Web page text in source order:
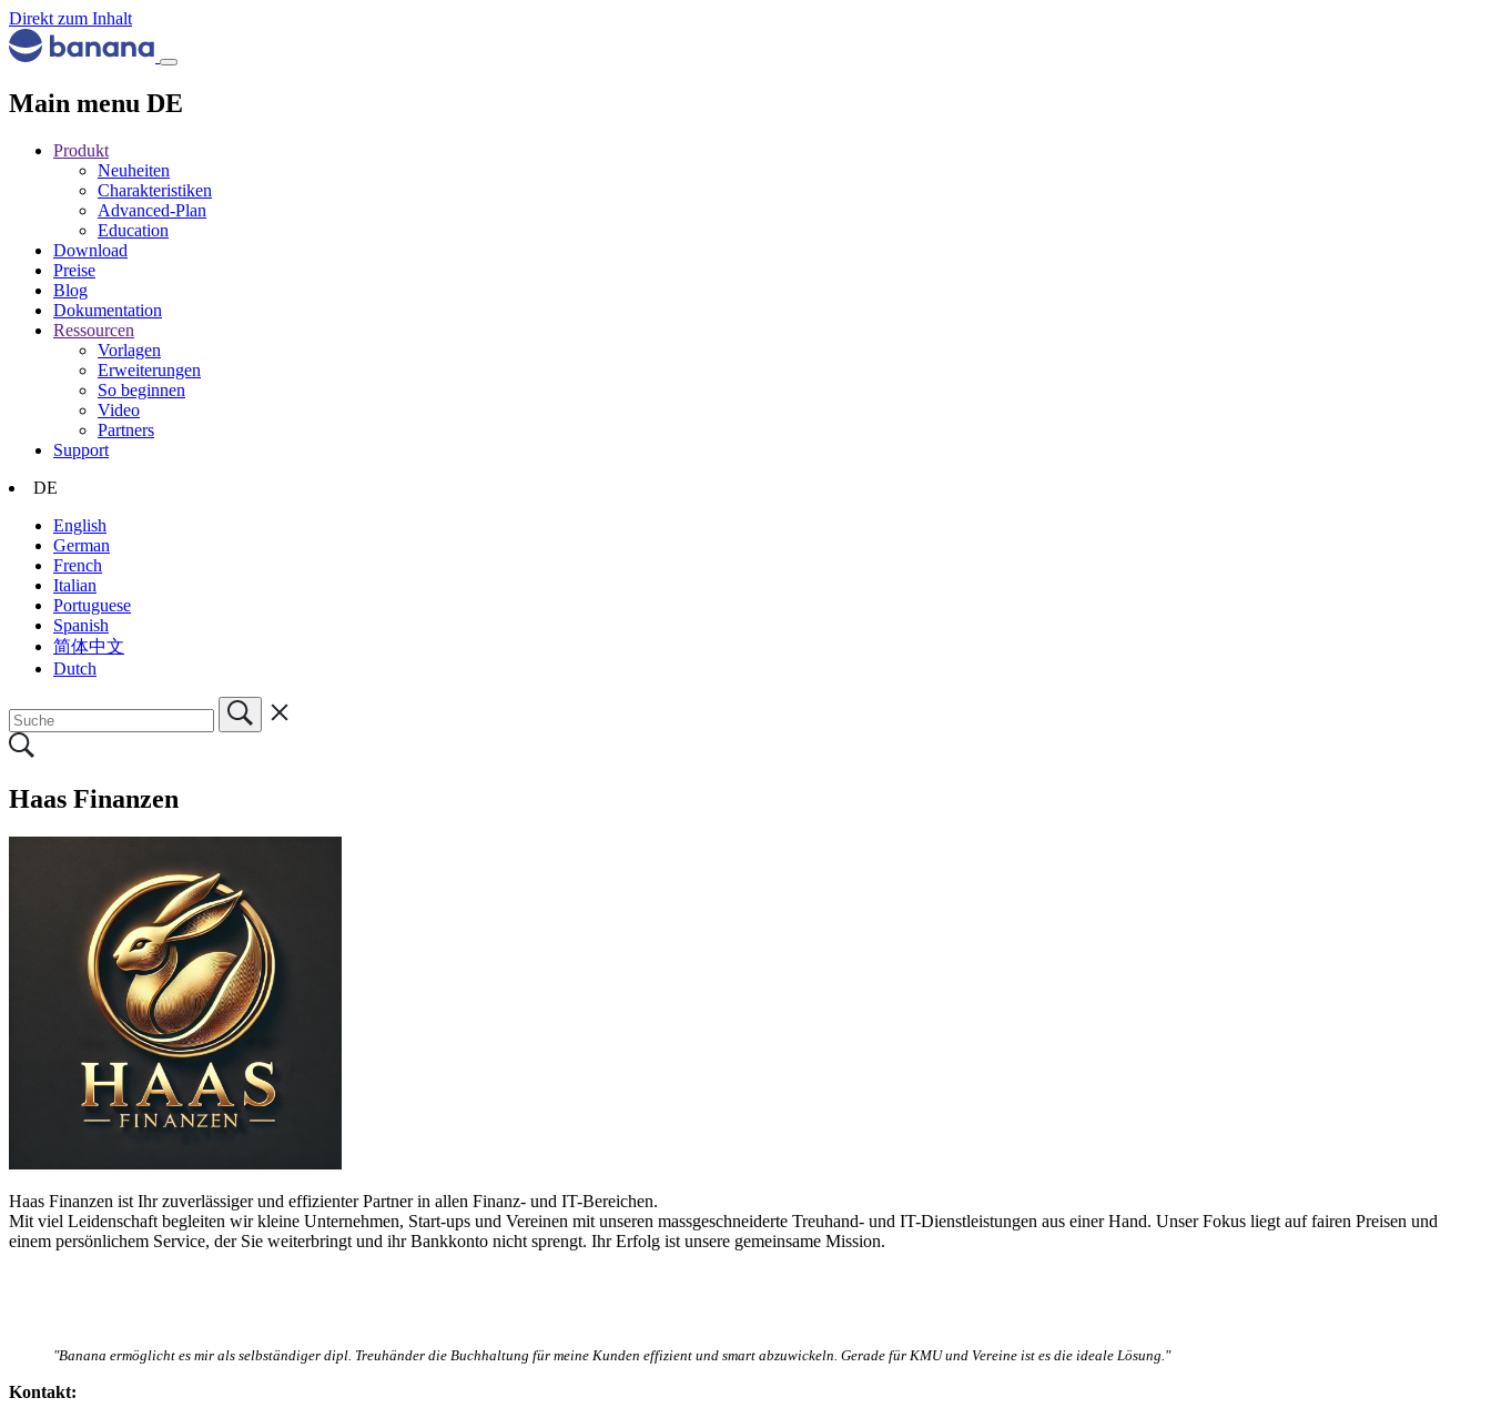
Direkt zum Inhalt
Main menu DE
Produkt
Neuheiten
Charakteristiken
Advanced-Plan
Education
Download
Preise
Blog
Dokumentation
Ressourcen
Vorlagen
Erweiterungen
So beginnen
Video
Partners
Support
DE
English
German
French
Italian
Portuguese
Spanish
简体中文
Dutch
Haas Finanzen
Haas Finanzen ist Ihr zuverlässiger und effizienter Partner in allen Finanz- und IT-Bereichen.
Mit viel Leidenschaft begleiten wir kleine Unternehmen, Start-ups und Vereinen mit unseren massgeschneiderte Treuhand- und IT-Dienstleistungen aus einer Hand. Unser Fokus liegt auf fairen Preisen und
einem persönlichem Service, der Sie weiterbringt und ihr Bankkonto nicht sprengt. Ihr Erfolg ist unsere gemeinsame Mission.
"Banana ermöglicht es mir als selbständiger dipl. Treuhänder die Buchhaltung für meine Kunden effizient und smart abzuwickeln. Gerade für KMU und Vereine ist es die ideale Lösung."
Kontakt: